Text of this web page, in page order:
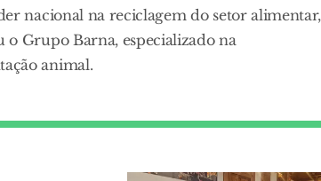
nacional na reciclagem do setor alimentar,
Grupo Barna, especializado na
animal.